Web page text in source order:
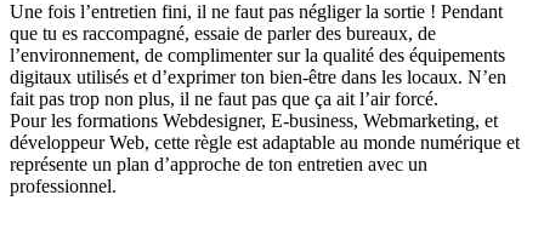
Une fois l’entretien fini, il ne faut pas négliger la sortie ! Pendant
que tu es raccompagné, essaie de parler des bureaux, de
l’environnement, de complimenter sur la qualité des équipements
digitaux utilisés et d’exprimer ton bien-être dans les locaux. N’en
fait pas trop non plus, il ne faut pas que ça ait l’air forcé.
Pour les formations Webdesigner, E-business, Webmarketing, et
développeur Web, cette règle est adaptable au monde numérique et
représente un plan d’approche de ton entretien avec un
professionnel.